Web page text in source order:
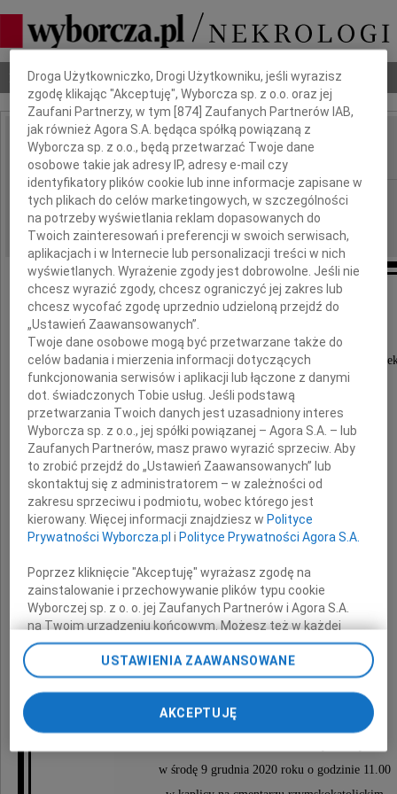
Nekrologi Odeszli Poradnik pogrzebowy
IMIĘ I NAZWISKO: Bernard Olszewski
REGION: Łódź
DATA EMISJI: 07.12.2020
Z głębokim żalem zawiadamiamy,
że w dniu 30 listopada 2020 roku
odszedł nasz najukochańszy Mąż, Tatuś i
Bernard Olszewski
Radca Prawny
Będziesz zawsze z nami
Żona Alicja
w środę 9 grudnia 2020 roku o godzinie 11.00
Dbamy o Twoją prywatność
Droga Użytkowniczko, Drogi Użytkowniku, jeśli wyrazisz
zgodę klikając "Akceptuję", Wyborcza sp. z o.o. oraz jej
Zaufani Partnerzy, w tym [874] Zaufanych Partnerów IAB,
jak również Agora S.A. będąca spółką powiązaną z
Wyborcza sp. z o.o., będą przetwarzać Twoje dane
osobowe takie jak adresy IP, adresy e-mail czy
identyfikatory plików cookie lub inne informacje zapisane w
tych plikach do celów marketingowych, w szczególności
na potrzeby wyświetlania reklam dopasowanych do
Twoich zainteresowań i preferencji w swoich serwisach,
aplikacjach i w Internecie lub personalizacji treści w nich
wyświetlanych. Wyrażenie zgody jest dobrowolne. Jeśli nie
chcesz wyrazić zgody, chcesz ograniczyć jej zakres lub
chcesz wycofać zgodę uprzednio udzieloną przejdź do
„Ustawień Zaawansowanych”.
Twoje dane osobowe mogą być przetwarzane także do
celów badania i mierzenia informacji dotyczących
funkcjonowania serwisów i aplikacji lub łączone z danymi
dot. świadczonych Tobie usług. Jeśli podstawą
przetwarzania Twoich danych jest uzasadniony interes
Wyborcza sp. z o.o., jej spółki powiązanej – Agora S.A. – lub
Zaufanych Partnerów, masz prawo wyrazić sprzeciw. Aby
to zrobić przejdź do „Ustawień Zaawansowanych” lub
skontaktuj się z administratorem – w zależności od
zakresu sprzeciwu i podmiotu, wobec którego jest
kierowany. Więcej informacji znajdziesz wPolityce
Prywatności Wyborcza.pl iPolityce Prywatności Agora S.A.
Poprzez kliknięcie "Akceptuję" wyrażasz zgodę na
zainstalowanie i przechowywanie plików typu cookie
Wyborczej sp. z o. o. jej Zaufanych Partnerów i Agora S.A.
na Twoim urządzeniu końcowym. Możesz też w każdej
chwili zmienić swoje preferencje dot. plików cookie,
ponownie wywołując narzędzie do zarządzania Twoimi
preferencjami dot. przetwarzania danych poprzez
odnośnik „Ustawienia prywatności” w stopce serwisu i
przechodząc do sekcji „Ustawienia zaawansowane”.
Zmiana ustawień plików cookie możliwa jest także za
pomocą ustawień przeglądarki.
USTAWIENIA ZAAWANSOWANE
AKCEPTUJĘ